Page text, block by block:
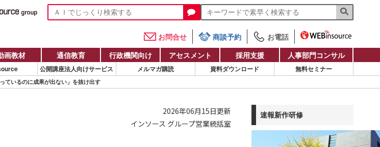
お問合せ 商談予約
お電話
画教材 通信教育 行政機関向け アセスメント 採用支援 人事部門コンサル
公開講座法人向けサービス メルマガ購読 資料ダウンロード 無料セミナー
ているのに成果が出ない」を抜け出す
2026年06月15日更新
インソース グループ営業統括室
速報新作研修